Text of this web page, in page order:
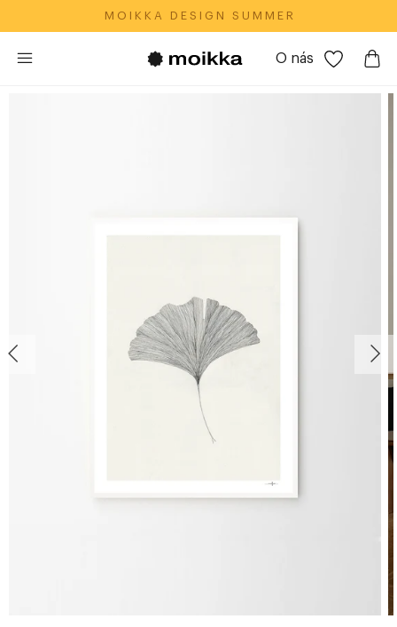
M O I K K A‎ ‎ ‎ D E S I G N‎ ‎ ‎ S U M M E R
O nás